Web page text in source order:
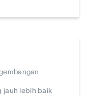
jauh lebih baik